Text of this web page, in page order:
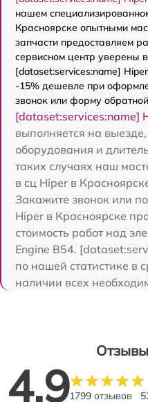
нашем
Красноярске опытными
запчасти предоставляем
сервисном центр уверены
[dataset:services:name]
-15% дешевле при
звонок или форму
[dataset:services:name]
выполняется на
оборудования и
таких случаях наш
в сц Hiper в
Закажите звонок или
Hiper в Красноярске
стоимость работ над
Engine B54.
по нашей статистике в
наличии всех
4.91799 отзывов